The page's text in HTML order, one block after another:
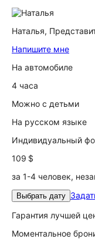
Наталья,
Напишите мне
На автомобиле
4 часа
Можно с детьми
На русском языке
Индивидуальный
109 $
за 1-4 человек,
Выбрать дату
Гарантия лучшей
Моментальное